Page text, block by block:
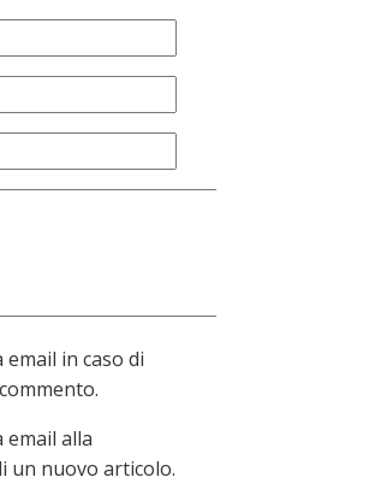
in caso di
email alla
un nuovo articolo.